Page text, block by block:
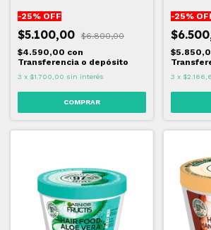
-25% OFF
$5.100,00
$6.800,00
$4.590,00 con
Transferencia o depósito
3 x $1.700,00 sin interés
-25%
3 x